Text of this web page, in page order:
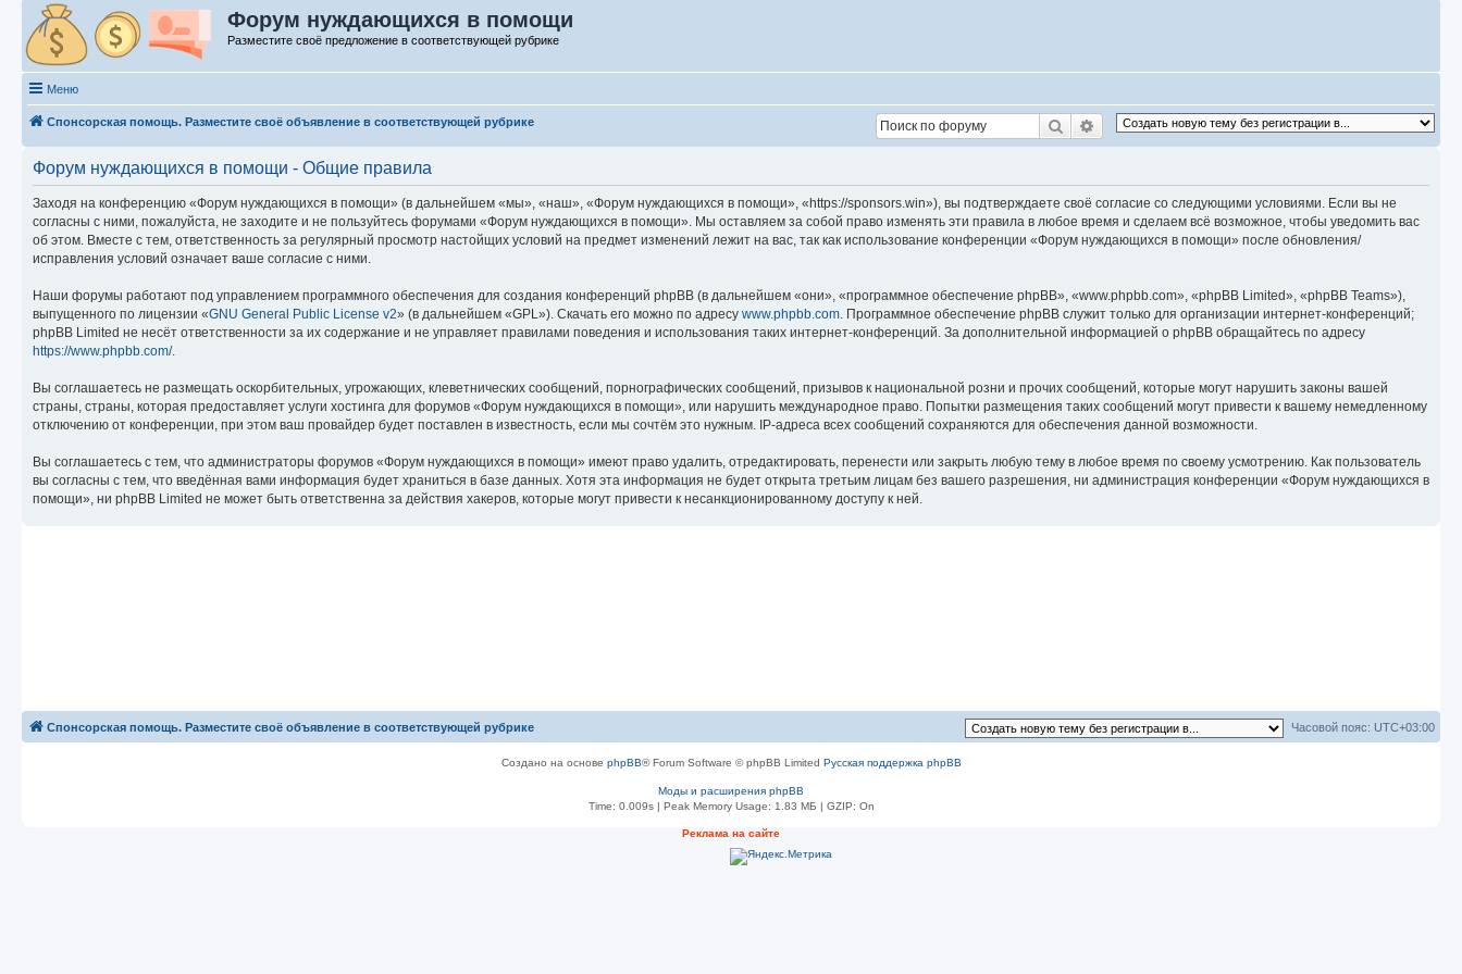
Форум нуждающихся в помощи
Разместите своё предложение в соответствующей рубрике
Меню
Спонсорская помощь. Разместите своё объявление в соответствующей рубрике Поиск Расширенный поиск
Форум нуждающихся в помощи - Общие правила
Заходя на конференцию «Форум нуждающихся в помощи» (в дальнейшем «мы», «наш», «Форум нуждающихся в помощи», «https://sponsors.win»), вы подтверждаете своё согласие со следующими условиями. Если вы не
согласны с ними, пожалуйста, не заходите и не пользуйтесь форумами «Форум нуждающихся в помощи». Мы оставляем за собой право изменять эти правила в любое время и сделаем всё возможное, чтобы уведомить вас
об этом. Вместе с тем, ответственность за регулярный просмотр настойщих условий на предмет изменений лежит на вас, так как использование конференции «Форум нуждающихся в помощи» после обновления/
исправления условий означает ваше согласие с ними.
Наши форумы работают под управлением программного обеспечения для создания конференций phpBB (в дальнейшем «они», «программное обеспечение phpBB», «www.phpbb.com», «phpBB Limited», «phpBB Teams»),
выпущенного по лицензии «GNU General Public License v2» (в дальнейшем «GPL»). Скачать его можно по адресу www.phpbb.com. Программное обеспечение phpBB служит только для организации интернет-конференций;
phpBB Limited не несёт ответственности за их содержание и не управляет правилами поведения и использования таких интернет-конференций. За дополнительной информацией о phpBB обращайтесь по адресу
https://www.phpbb.com/.
Вы соглашаетесь не размещать оскорбительных, угрожающих, клеветнических сообщений, порнографических сообщений, призывов к национальной розни и прочих сообщений, которые могут нарушить законы вашей
страны, страны, которая предоставляет услуги хостинга для форумов «Форум нуждающихся в помощи», или нарушить международное право. Попытки размещения таких сообщений могут привести к вашему немедленному
отключению от конференции, при этом ваш провайдер будет поставлен в известность, если мы сочтём это нужным. IP-адреса всех сообщений сохраняются для обеспечения данной возможности.
Вы соглашаетесь с тем, что администраторы форумов «Форум нуждающихся в помощи» имеют право удалить, отредактировать, перенести или закрыть любую тему в любое время по своему усмотрению. Как пользователь
вы согласны с тем, что введённая вами информация будет храниться в базе данных. Хотя эта информация не будет открыта третьим лицам без вашего разрешения, ни администрация конференции «Форум нуждающихся в
помощи», ни phpBB Limited не может быть ответственна за действия хакеров, которые могут привести к несанкционированному доступу к ней.
Спонсорская помощь. Разместите своё объявление в соответствующей рубрике Часовой пояс: UTC+03:00
Создано на основе phpBB® Forum Software © phpBB Limited Русская поддержка phpBB
Моды и расширения phpBB
Time: 0.009s| Peak Memory Usage: 1.83 МБ | GZIP: On
Рeклама на сaйте